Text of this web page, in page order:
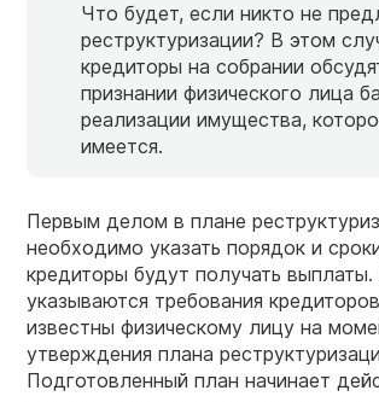
Что будет, если никто не
реструктуризации? В этом
кредиторы на собрании
признании физического лица
реализации имущества,
имеется.
Первым делом в плане
необходимо указать порядок и
кредиторы будут получать выплаты.
указываются требования
известны физическому лицу на
утверждения плана
Подготовленный план начинает